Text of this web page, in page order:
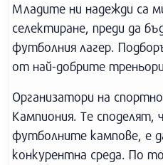
Младите ни надежди са
селектиране, преди да
футболния лагер.
от най-добрите
Организатори на
Кампиония. Те споделят,
футболните кампове, е
конкурентна среда. По